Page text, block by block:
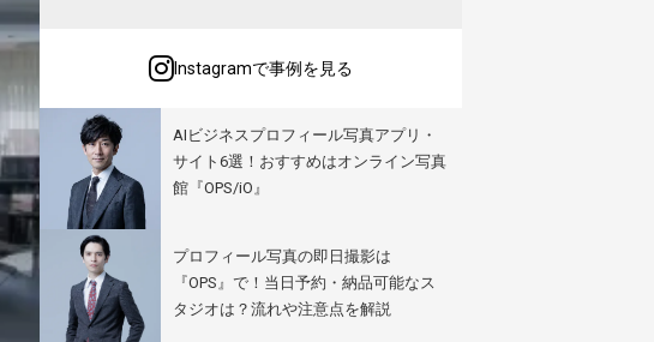
Instagramで事例を見る
AIビジネスプロフィール写真アプリ・
サイト6選！おすすめはオンライン写真
館『OPS/iO』
プロフィール写真の即日撮影は
『OPS』で！当日予約・納品可能なス
タジオは？流れや注意点を解説